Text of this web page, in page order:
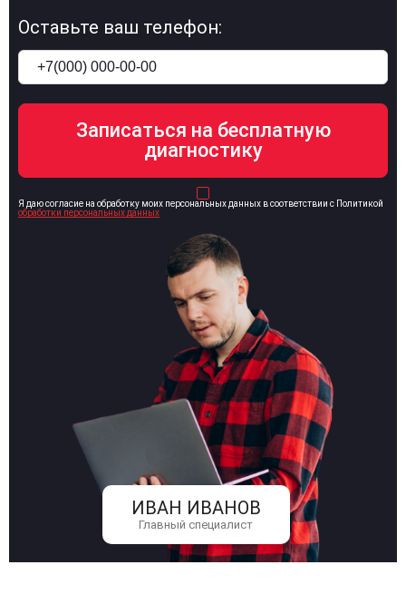
ИВАН ИВАНОВ
Главный специалист
Оставьте ваш телефон:
Я даю согласие на обработку моих персональных данных в соответствии с Политикой
обработки персональных данных